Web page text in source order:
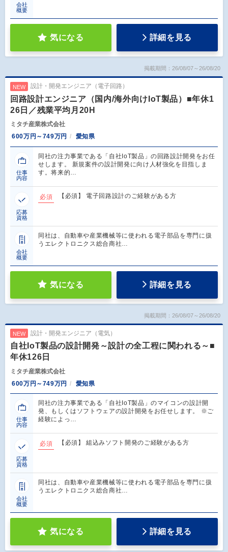
会社
概要
気になる 詳細を見る
掲載期間：26/08/07～26/08/20
NEW 設計・開発エンジニア（電子回路）
回路設計エンジニア（国内/海外向けIoT製品）■年休1
26日／残業平均月20H
ミタチ産業株式会社
600万円～749万円
愛知県
仕事
内容
同社の注力事業である「自社IoT製品」の回路設計開発をお任
せします。 新規案件の設計開発に向け人材強化を目指しま
す。将来的…
応募
資格
必須 【必須】 電子回路設計のご経験がある方
会社
概要
同社は、自動車や産業機械等に使われる電子部品を専門に扱
うエレクトロニクス総合商社…
気になる 詳細を見る
掲載期間：26/08/07～26/08/20
NEW 設計・開発エンジニア（電気）
自社IoT製品の設計開発～設計の全工程に関われる～■
年休126日
ミタチ産業株式会社
600万円～749万円
愛知県
仕事
内容
同社の注力事業である「自社IoT製品」のマイコンの設計開
発、もしくはソフトウェアの設計開発をお任せします。 ※ご
経験によっ…
応募
資格
必須 【必須】 組込みソフト開発のご経験がある方
会社
概要
同社は、自動車や産業機械等に使われる電子部品を専門に扱
うエレクトロニクス総合商社…
気になる 詳細を見る